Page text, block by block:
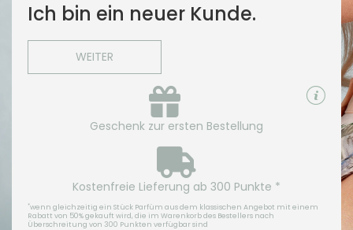
Ich bin ein neuer Kunde.
WEITER
Geschenk zur ersten Bestellung
Kostenfreie Lieferung ab 300 Punkte *
*wenn gleichzeitig ein Stück Parfüm aus dem klassischen Angebot mit einem
Rabatt von 50% gekauft wird, die im Warenkorb des Bestellers nach
Überschreitung von 300 Punkten verfügbar sind